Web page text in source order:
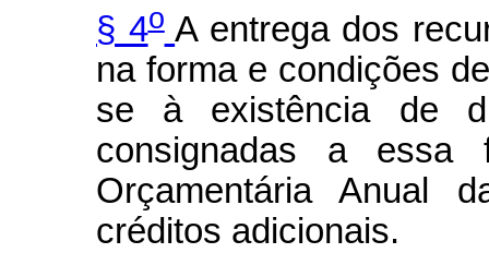
§ 4o A entrega dos
na forma e condições
se à existência de
consignadas a essa
Orçamentária Anual
créditos adicionais.